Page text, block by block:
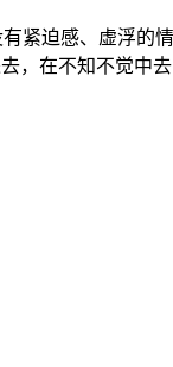
紧迫感、虚浮
在不知不觉中